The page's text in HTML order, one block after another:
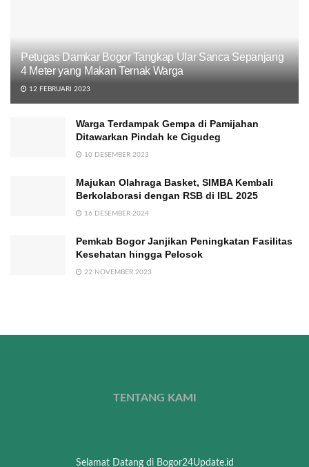
Petugas Damkar Bogor Tangkap Ular Sanca Sepanjang
4 Meter yang Makan Ternak Warga
12 FEBRUARI 2023
Warga Terdampak Gempa di Pamijahan
Ditawarkan Pindah ke Cigudeg
10 DESEMBER 2023
Majukan Olahraga Basket, SIMBA Kembali
Berkolaborasi dengan RSB di IBL 2025
16 DESEMBER 2024
Pemkab Bogor Janjikan Peningkatan Fasilitas
Kesehatan hingga Pelosok
22 NOVEMBER 2023
TENTANG KAMI
Selamat Datang di Bogor24Update.id